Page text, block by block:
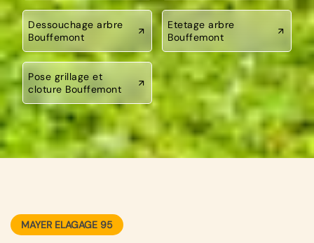
Dessouchage arbre
Bouffemont
Etetage arbre
Bouffemont
Pose grillage et
cloture Bouffemont
MAYER ELAGAGE 95